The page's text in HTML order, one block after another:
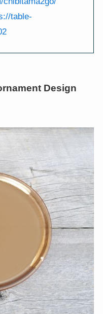
table-
Design